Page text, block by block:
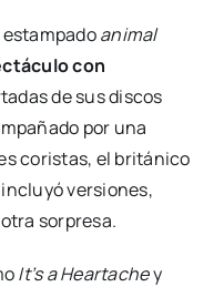
animal
con
de sus discos
por una
coristas, el británico
versiones,
sorpresa.
It’s a Heartachey